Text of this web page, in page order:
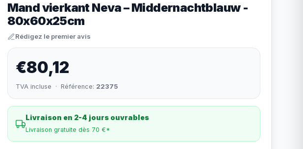
Mand vierkant Neva – Middernachtblauw -
80x60x25cm
Rédigez le premier avis
€80,12
TVA incluse · Référence: 22375
Livraison en 2-4 jours ouvrables
Livraison gratuite dès 70 €*